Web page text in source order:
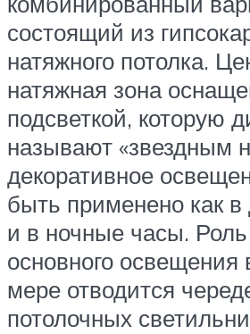
состоящий из
натяжного потолка.
натяжная зона
подсветкой, которую
называют «звездным
декоративное
быть применено как в
и в ночные часы.
основного
мере отводится
потолочных